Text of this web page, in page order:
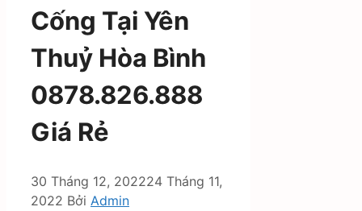
Cống Tại Yên
Thuỷ Hòa Bình
0878.826.888
Giá Rẻ
30 Tháng 12, 202224 Tháng 11,
2022 Bởi Admin